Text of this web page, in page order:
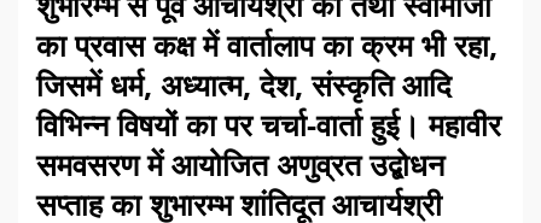
का प्रवास कक्ष में वार्तालाप का क्रम भी रहा,
जिसमें धर्म, अध्यात्म, देश, संस्कृति आदि
विभिन्न विषयों का पर चर्चा-वार्ता हुई। महावीर
समवसरण में आयोजित अणुव्रत उद्बोधन
सप्ताह का शुभारम्भ शांतिदूत आचार्यश्री